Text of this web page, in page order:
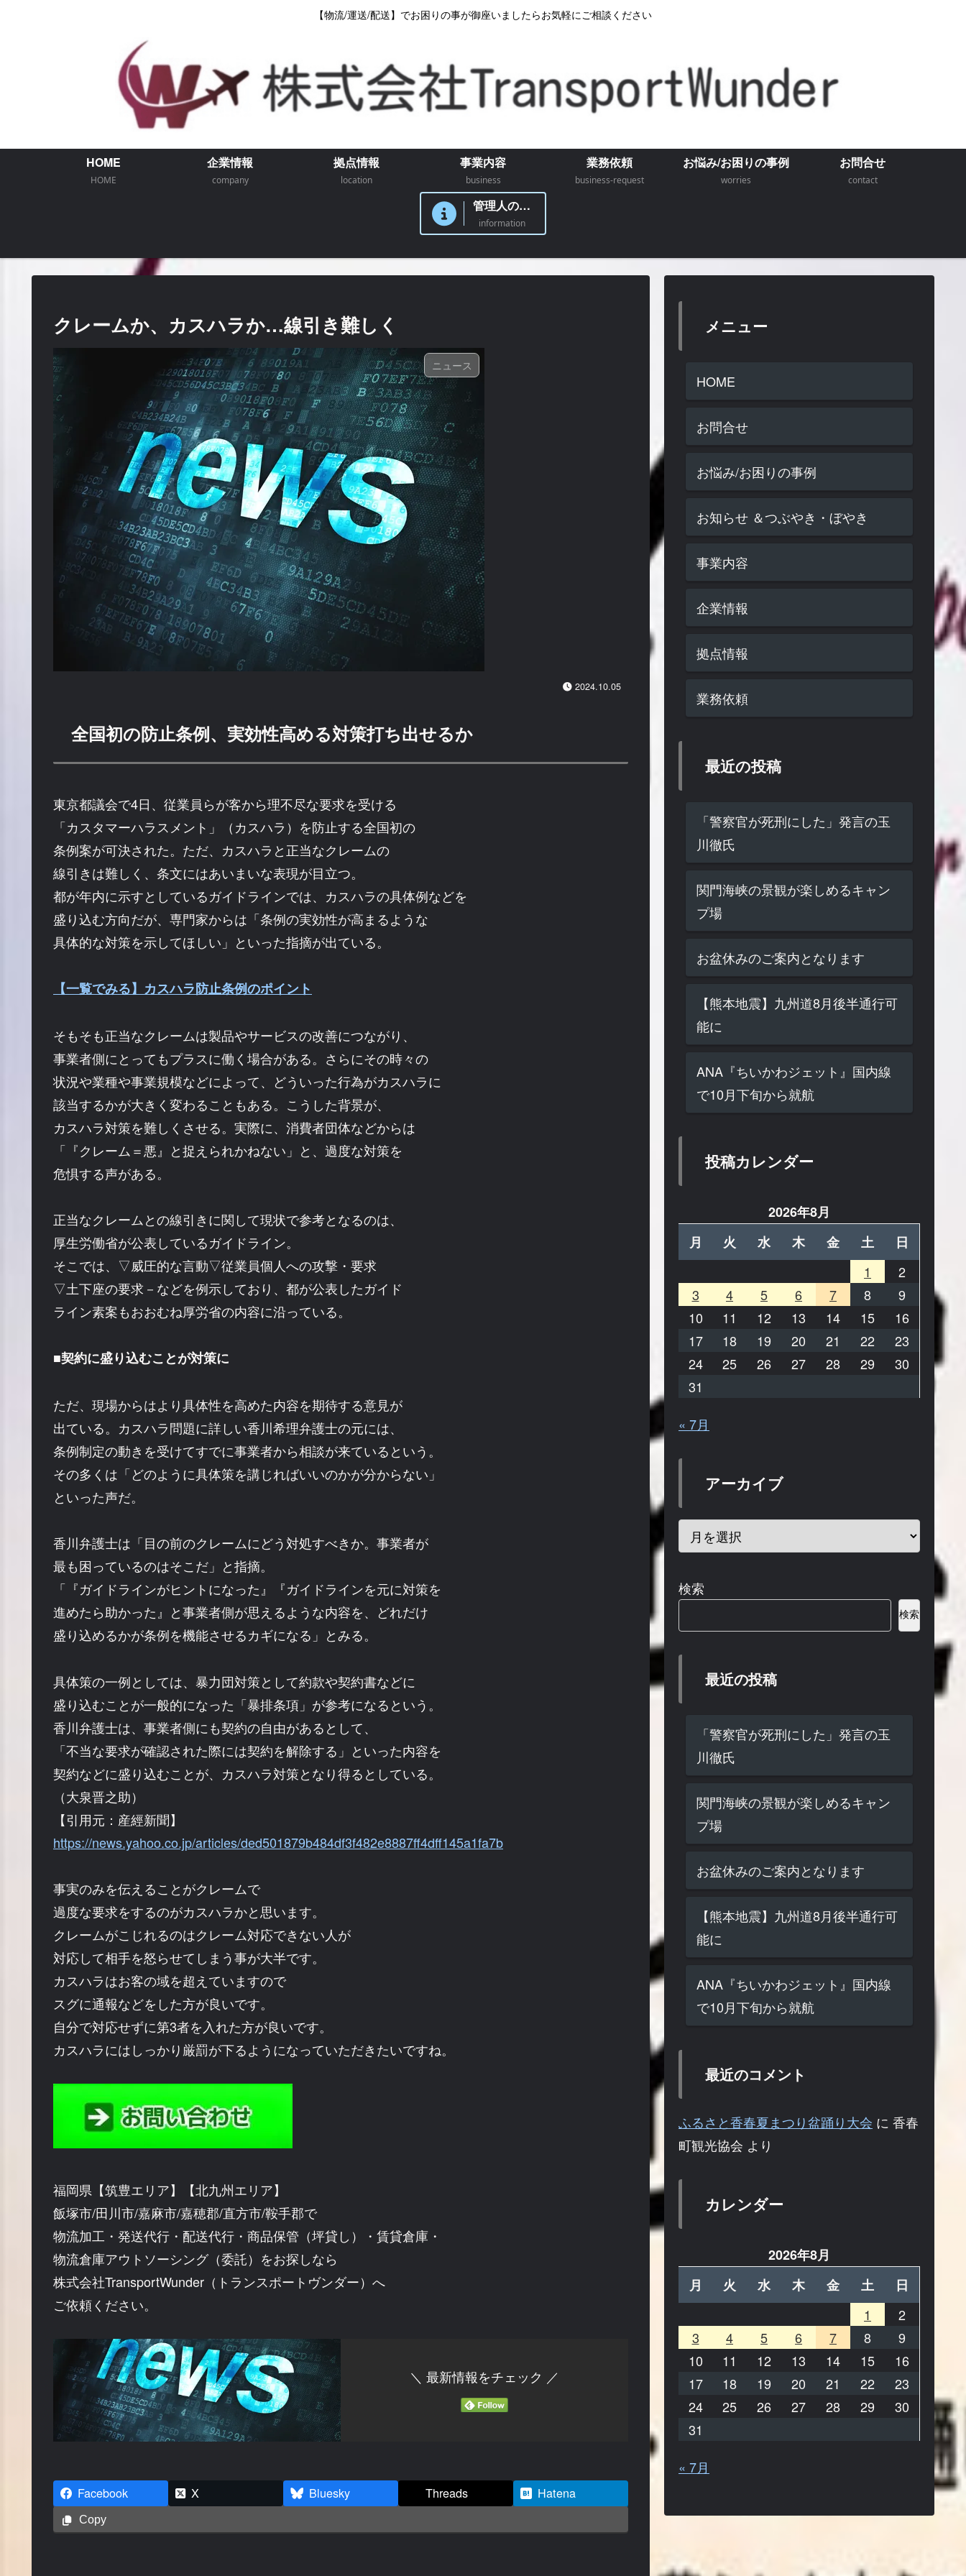
【物流/運送/配送】でお困りの事が御座いましたらお気軽にご相談ください
HOME
HOME
企業情報
company
拠点情報
location
事業内容
business
業務依頼
business-request
お悩み/お困りの事例
worries
お問合せ
contact
管理人のつぶやき
information
クレームか、カスハラか…線引き難しく
ニュース
2024.10.05
全国初の防止条例、実効性高める対策打ち出せるか
東京都議会で4日、従業員らが客から理不尽な要求を受ける
「カスタマーハラスメント」（カスハラ）を防止する全国初の
条例案が可決された。ただ、カスハラと正当なクレームの
線引きは難しく、条文にはあいまいな表現が目立つ。
都が年内に示すとしているガイドラインでは、カスハラの具体例などを
盛り込む方向だが、専門家からは「条例の実効性が高まるような
具体的な対策を示してほしい」といった指摘が出ている。
【一覧でみる】カスハラ防止条例のポイント
そもそも正当なクレームは製品やサービスの改善につながり、
事業者側にとってもプラスに働く場合がある。さらにその時々の
状況や業種や事業規模などによって、どういった行為がカスハラに
該当するかが大きく変わることもある。こうした背景が、
カスハラ対策を難しくさせる。実際に、消費者団体などからは
「『クレーム＝悪』と捉えられかねない」と、過度な対策を
危惧する声がある。
正当なクレームとの線引きに関して現状で参考となるのは、
厚生労働省が公表しているガイドライン。
そこでは、▽威圧的な言動▽従業員個人への攻撃・要求
▽土下座の要求－などを例示しており、都が公表したガイド
ライン素案もおおむね厚労省の内容に沿っている。
■契約に盛り込むことが対策に
ただ、現場からはより具体性を高めた内容を期待する意見が
出ている。カスハラ問題に詳しい香川希理弁護士の元には、
条例制定の動きを受けてすでに事業者から相談が来ているという。
その多くは「どのように具体策を講じればいいのかが分からない」
といった声だ。
香川弁護士は「目の前のクレームにどう対処すべきか。事業者が
最も困っているのはそこだ」と指摘。
「『ガイドラインがヒントになった』『ガイドラインを元に対策を
進めたら助かった』と事業者側が思えるような内容を、どれだけ
盛り込めるかが条例を機能させるカギになる」とみる。
具体策の一例としては、暴力団対策として約款や契約書などに
盛り込むことが一般的になった「暴排条項」が参考になるという。
香川弁護士は、事業者側にも契約の自由があるとして、
「不当な要求が確認された際には契約を解除する」といった内容を
契約などに盛り込むことが、カスハラ対策となり得るとしている。
（大泉晋之助）
【引用元：産經新聞】
https://news.yahoo.co.jp/articles/ded501879b484df3f482e8887ff4dff145a1fa7b
事実のみを伝えることがクレームで
過度な要求をするのがカスハラかと思います。
クレームがこじれるのはクレーム対応できない人が
対応して相手を怒らせてしまう事が大半です。
カスハラはお客の域を超えていますので
スグに通報などをした方が良いです。
自分で対応せずに第3者を入れた方が良いです。
カスハラにはしっかり厳罰が下るようになっていただきたいですね。
福岡県【筑豊エリア】【北九州エリア】
飯塚市/田川市/嘉麻市/嘉穂郡/直方市/鞍手郡で
物流加工・発送代行・配送代行・商品保管（坪貸し）・賃貸倉庫・
物流倉庫アウトソーシング（委託）をお探しなら
株式会社TransportWunder（トランスポートヴンダー）へ
ご依頼ください。
＼ 最新情報をチェック ／
Facebook X Bluesky Threads Hatena
Copy
メニュー
HOME
お問合せ
お悩み/お困りの事例
お知らせ ＆つぶやき・ぼやき
事業内容
企業情報
拠点情報
業務依頼
最近の投稿
「警察官が死刑にした」発言の玉
川徹氏
関門海峡の景観が楽しめるキャン
プ場
お盆休みのご案内となります
【熊本地震】九州道8月後半通行可
能に
ANA『ちいかわジェット』国内線
で10月下旬から就航
投稿カレンダー
2026年8月
月
火 水 木 金 土
日
1
2
3
4 5 6 7 8
9
10
11 12 13 14 15
16
17
18 19 20 21 22
23
24
25 26 27 28 29
30
31
« 7月
アーカイブ
検索
検索
最近の投稿
「警察官が死刑にした」発言の玉
川徹氏
関門海峡の景観が楽しめるキャン
プ場
お盆休みのご案内となります
【熊本地震】九州道8月後半通行可
能に
ANA『ちいかわジェット』国内線
で10月下旬から就航
最近のコメント
ふるさと香春夏まつり盆踊り大会 に 香春
町観光協会 より
カレンダー
2026年8月
月
火 水 木 金 土
日
1
2
3
4 5 6 7 8
9
10
11 12 13 14 15
16
17
18 19 20 21 22
23
24
25 26 27 28 29
30
31
« 7月